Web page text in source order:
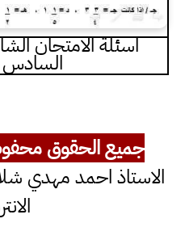
اسئلة الامتحان
السادس
جميع الحقوق
الاستاذ احمد مهدي